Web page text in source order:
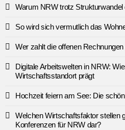
Warum NRW trotz Strukturwandel
So wird sich vermutlich das
Wer zahlt die offenen
Digitale Arbeitswelten in NRW:
Wirtschaftsstandort prägt
Hochzeit feiern am See: Die
Welchen Wirtschaftsfaktor stellen
Konferenzen für NRW dar?